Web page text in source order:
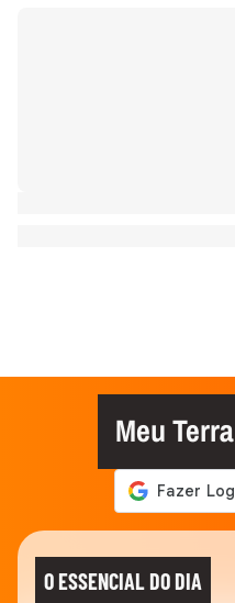
Meu Terra
O ESSENCIAL DO DIA